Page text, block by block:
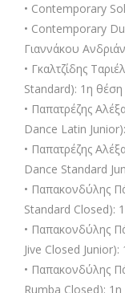
• Contemporary
• Contemporary
Γιαννάκου
• Γκαλτζίδης
Standard): 1η θέση
• Παπατρέζης
Dance Latin
• Παπατρέζης
Dance Standard
• Παπακονδύλης
Standard Closed):
• Παπακονδύλης
Jive Closed Junior):
• Παπακονδύλης
Rumba Closed):